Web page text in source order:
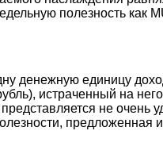
полезность как
денежную единицу
истраченный на
не очень
предложенная